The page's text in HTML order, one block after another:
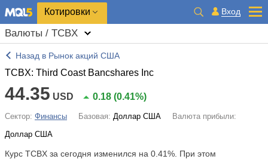
Котировки Вход
Валюты / TCBX
Назад в Рынок акций США
TCBX: Third Coast Bancshares Inc
44.35 USD 0.18 (0.41%)
Сектор: Финансы Базовая: Доллар США
Валюта прибыли:
Доллар США
Курс TCBX за сегодня изменился на 0.41% . При этом